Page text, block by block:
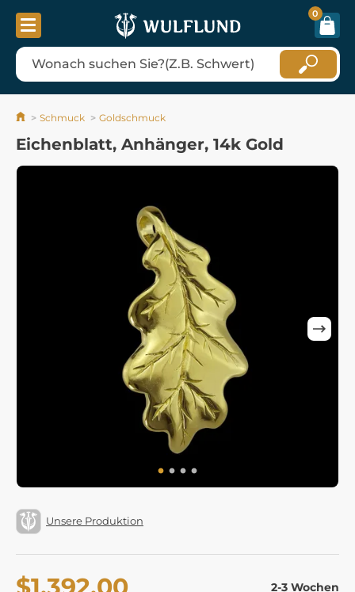
0
Schmuck Goldschmuck
Eichenblatt, Anhänger, 14k Gold
Unsere Produktion
2-3 Wochen